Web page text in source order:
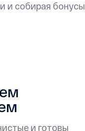
и собирая бонусы
и готовы